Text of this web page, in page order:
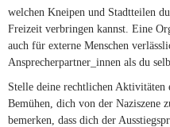
welchen Kneipen und Stadtteilen
Freizeit verbringen kannst. Eine
auch für externe Menschen
Ansprecherpartner_innen als du
Stelle deine rechtlichen
Bemühen, dich von der Naziszene
bemerken, dass dich der